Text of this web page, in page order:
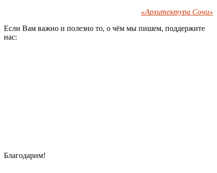
«Архитектура Сочи»
Если Вам важно и полезно то, о чём мы пишем, поддержите
нас:
Благодарим!